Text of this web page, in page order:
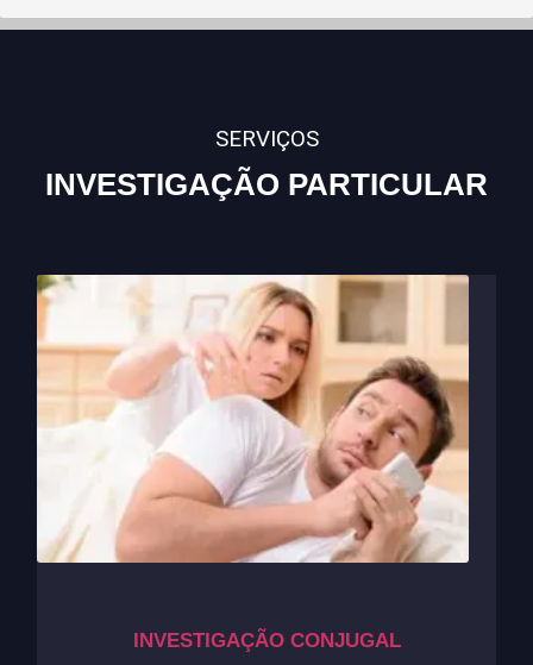
SERVIÇOS
INVESTIGAÇÃO PARTICULAR
INVESTIGAÇÃO CONJUGAL